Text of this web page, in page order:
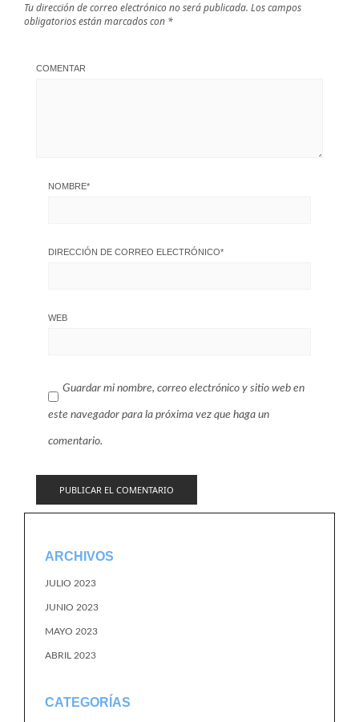
Tu dirección de correo electrónico no será publicada. Los campos
obligatorios están marcados con *
COMENTAR
NOMBRE*
DIRECCIÓN DE CORREO ELECTRÓNICO*
WEB
Guardar mi nombre, correo electrónico y sitio web en
este navegador para la próxima vez que haga un
comentario.
ARCHIVOS
JULIO 2023
JUNIO 2023
MAYO 2023
ABRIL 2023
CATEGORÍAS